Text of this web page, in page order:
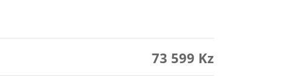
73 599 Kz